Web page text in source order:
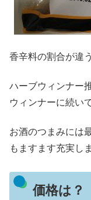
香辛料の割合が違
ハーブウィンナー
ウィンナーに続い
お酒のつまみには
もますます充実し
価格は？